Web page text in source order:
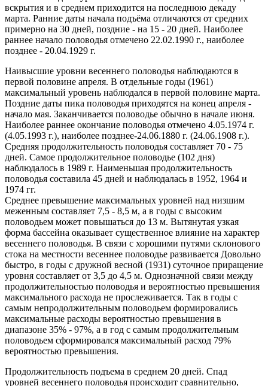
вскрытия и в среднем приходится на последнюю декаду
марта. Ранние даты начала подъёма отличаются от средних
примерно на 30 дней, поздние - на 15 - 20 дней. Наиболее
раннее начало половодья отмечено 22.02.1990 г., наиболее
позднее - 20.04.1929 г.
Наивысшие уровни весеннего половодья наблюдаются в
первой половине апреля. В отдельные годы (1961)
максимальный уровень наблюдался в первой половине марта.
Поздние даты пика половодья приходятся на конец апреля -
начало мая. Заканчивается половодье обычно в начале июня.
Наиболее раннее окончание половодья отмечено 4.05.1974 г.
(4.05.1993 г.), наиболее позднее-24.06.1880 г. (24.06.1908 г.).
Средняя продолжительность половодья составляет 70 - 75
дней. Самое продолжительное половодье (102 дня)
наблюдалось в 1989 г. Наименьшая продолжительность
половодья составила 45 дней и наблюдалась в 1952, 1964 и
1974 гг.
Среднее превышение максимальных уровней над низшим
меженным составляет 7,5 - 8,5 м, а в годы с высоким
половодьем может повышаться до 13 м. Вытянутая узкая
форма бассейна оказывает существенное влияние на характер
весеннего половодья. В связи с хорошими путями склонового
стока на местности весеннее половодье развивается Довольно
быстро, в годы с дружной весной (1931) суточное приращение
уровня составляет от 3,5 до 4,5 м. Однозначной связи между
продолжительностью половодья и вероятностью превышения
максимального расхода не прослеживается. Так в годы с
самым непродолжительным половодьем формировались
максимальные расходы вероятностью превышения в
диапазоне 35% - 97%, а в год с самым продолжительным
половодьем сформировался максимальный расход 79%
вероятностью превышения.
Продолжительность подъема в среднем 20 дней. Спад
уровней весеннего половодья происходит сравнительно,